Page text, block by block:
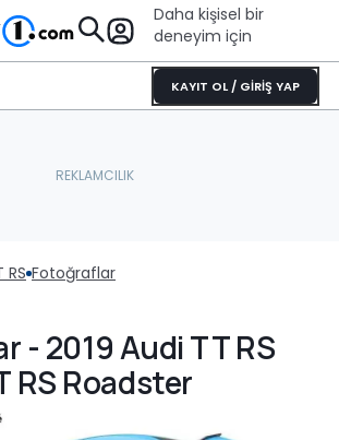
Daha kişisel bir
deneyim için
KAYIT OL / GİRİŞ YAP
RS Fotoğraflar
- 2019 Audi TT RS
RS Roadster